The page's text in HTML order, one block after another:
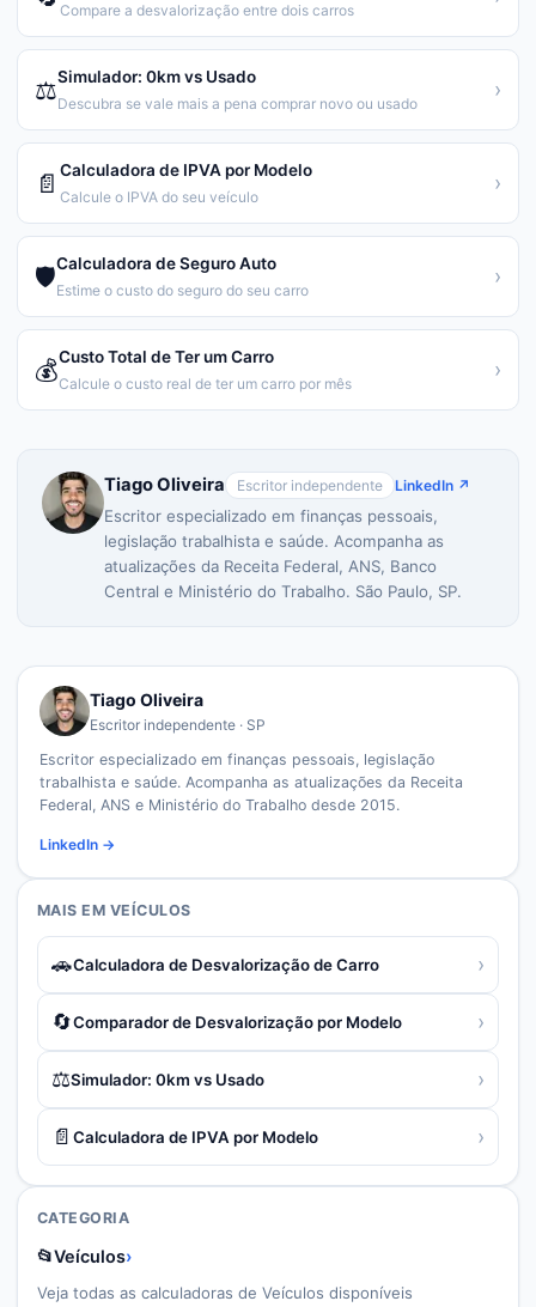
Compare a desvalorização entre dois carros
⚖️Simulador: 0km vs Usado
Descubra se vale mais a pena comprar novo ou usado
›
📄 Calculadora de IPVA por Modelo
Calcule o IPVA do seu veículo
›
🛡️Calculadora de Seguro Auto
Estime o custo do seguro do seu carro
›
💰Custo Total de Ter um Carro
Calcule o custo real de ter um carro por mês
›
Tiago Oliveira Escritor independente LinkedIn ↗
Escritor especializado em finanças pessoais,
legislação trabalhista e saúde. Acompanha as
atualizações da Receita Federal, ANS, Banco
Central e Ministério do Trabalho. São Paulo, SP.
Tiago Oliveira
Escritor independente · SP
Escritor especializado em finanças pessoais, legislação
trabalhista e saúde. Acompanha as atualizações da Receita
Federal, ANS e Ministério do Trabalho desde 2015.
LinkedIn →
MAIS EM VEÍCULOS
🚗Calculadora de Desvalorização de Carro ›
🔄Comparador de Desvalorização por Modelo ›
⚖️Simulador: 0km vs Usado ›
📄 Calculadora de IPVA por Modelo ›
CATEGORIA
📂Veículos›
Veja todas as calculadoras de Veículos disponíveis